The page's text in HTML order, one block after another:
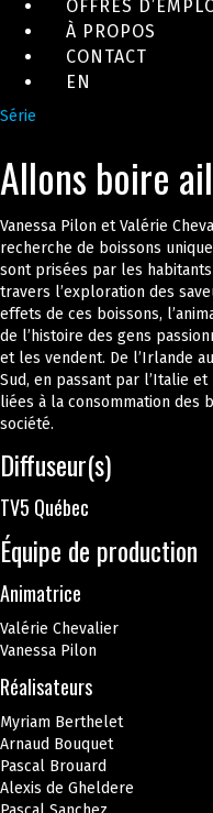
OFFRES
À PROPOS
CONTACT
EN
Série
Allons boire
Vanessa Pilon et Valérie
recherche de boissons
sont prisées par les
travers l’exploration des
effets de ces boissons,
de l’histoire des gens
et les vendent. De l’Irlande
Sud, en passant par l’Italie
liées à la consommation des
société.
Diffuseur(s)
TV5 Québec
Équipe de production
Animatrice
Valérie Chevalier
Vanessa Pilon
Réalisateurs
Myriam Berthelet
Arnaud Bouquet
Pascal Brouard
Alexis de Gheldere